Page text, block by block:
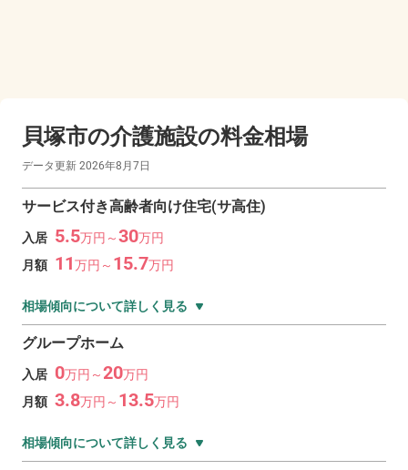
貝塚市の介護施設の料金相場
データ更新 2026年8月7日
サービス付き高齢者向け住宅(サ高住)
入居 5.5万円～30万円
月額 11万円～ 15.7万円
相場傾向について詳しく見る
グループホーム
入居 0万円～20万円
月額 3.8万円～ 13.5万円
相場傾向について詳しく見る